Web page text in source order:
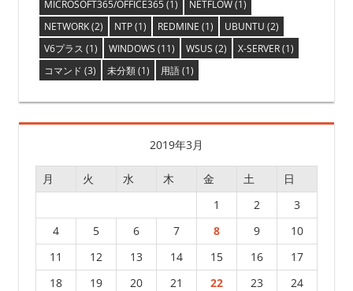
MICROSOFT365/OFFICE365(1) NETFLOW(1)
NETWORK(2) NTP(1) REDMINE (1) UBUNTU (2)
V6プラス (1) WINDOWS (11) WSUS (2) X-SERVER(1)
コマンド (3) 未分類(1) 用語(1)
2019年3月
月 火 水 木 金 土 日
1 2
3
4
5 6 7 8 9
10
11
12 13 14 15 16
17
18
19 20 21 22 23
24